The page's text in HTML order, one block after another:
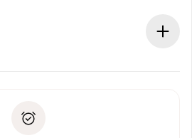
nada e ofereceremos
problema.